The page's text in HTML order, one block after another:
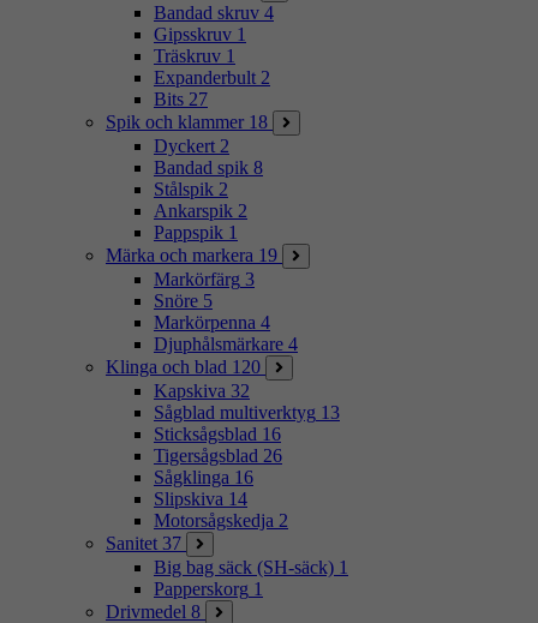
Bandad skruv 4
Gipsskruv 1
Träskruv 1
Expanderbult 2
Bits 27
Spik och klammer 18
Dyckert 2
Bandad spik 8
Stålspik 2
Ankarspik 2
Pappspik 1
Märka och markera 19
Markörfärg 3
Snöre 5
Markörpenna 4
Djuphålsmärkare 4
Klinga och blad 120
Kapskiva 32
Sågblad multiverktyg 13
Sticksågsblad 16
Tigersågsblad 26
Sågklinga 16
Slipskiva 14
Motorsågskedja 2
Sanitet 37
Big bag säck (SH-säck) 1
Papperskorg 1
Drivmedel 8